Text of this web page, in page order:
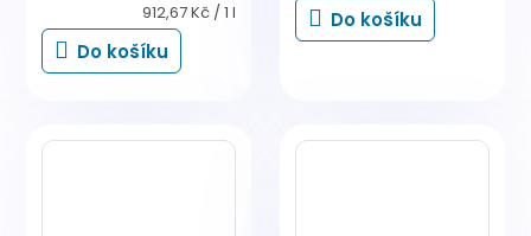
Měrná
cena:
912,67 Kč / 1 l
Do košíku
Do košíku